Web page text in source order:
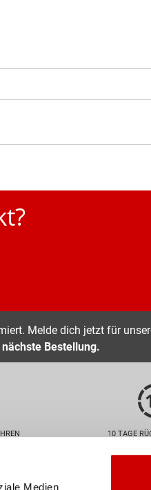
Medien
Melde dich jetzt für
Bestellung.
10 TAGE